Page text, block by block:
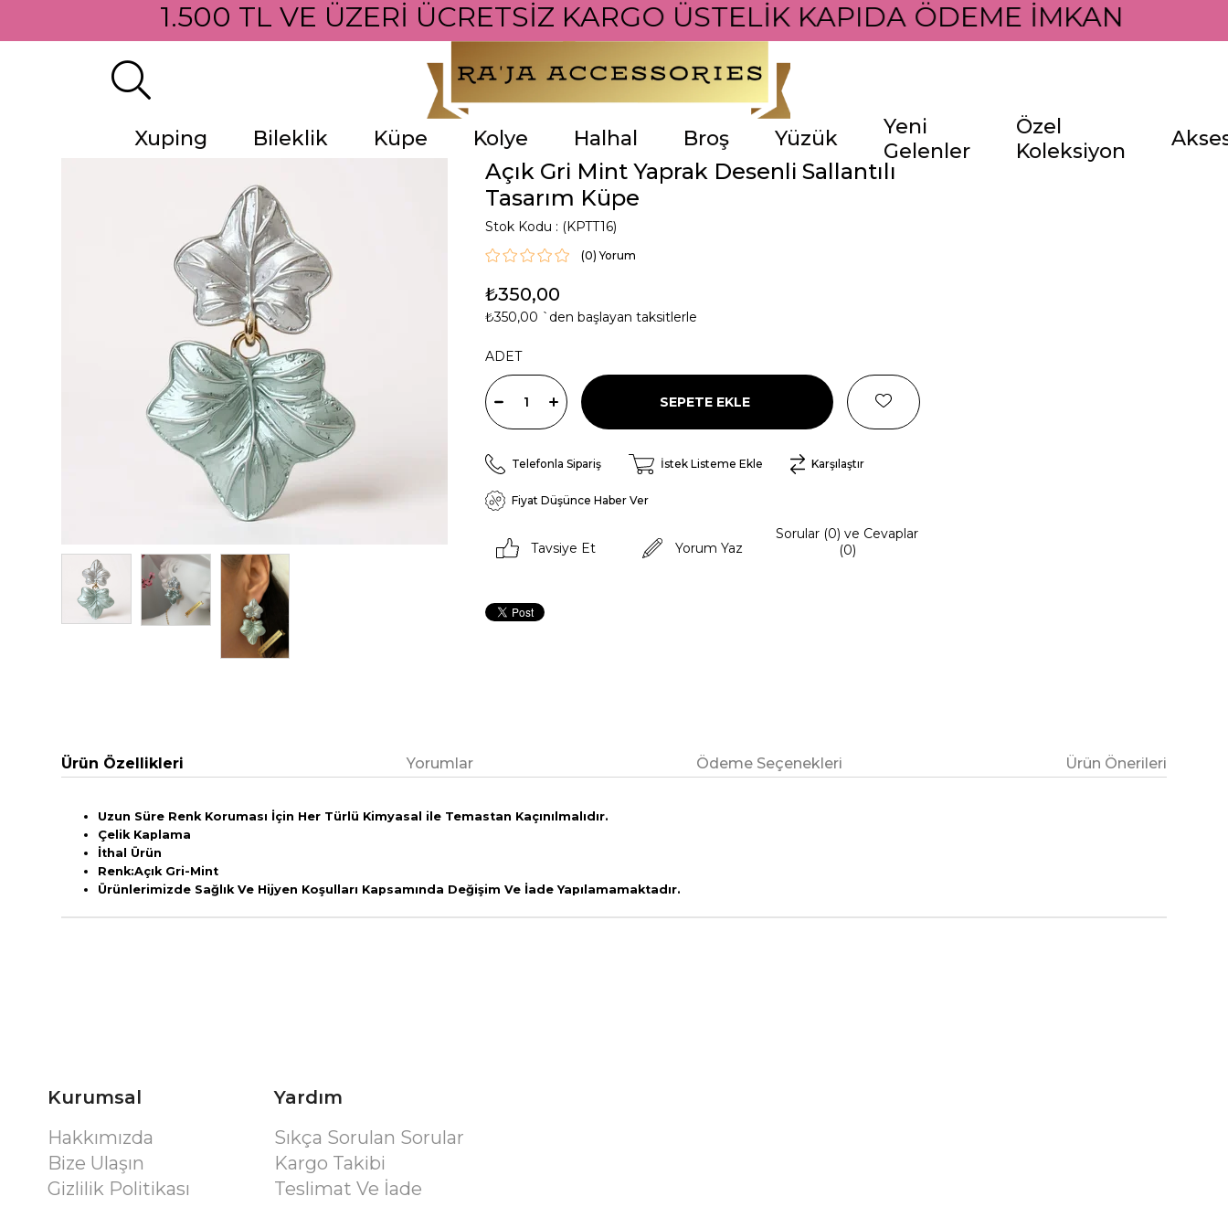
1.500 TL VE ÜZERİ ÜCRETSİZ KARGO ÜSTELİK KAPIDA ÖDEME İMKANI İLE
Xuping Bileklik Küpe Kolye Halhal Broş Yüzük
Yeni
Gelenler
Özel
Koleksiyon
Açık Gri Mint Yaprak Desenli Sallantılı
Tasarım Küpe
Stok Kodu (KPTT16)
(0)
₺350,00
₺350,00 `den başlayan taksitlerle
ADET
Telefonla Sipariş İstek Listeme Ekle Karşılaştır
Fiyat Düşünce Haber Ver
Tavsiye Et Yorum Yaz
Sorular (0) ve Cevaplar
(0)
Ürün Özellikleri Yorumlar Ödeme Seçenekleri Ürün Önerileri
Uzun Süre Renk Koruması İçin Her Türlü Kimyasal ile Temastan Kaçınılmalıdır.
Çelik Kaplama
İthal Ürün
Renk:Açık Gri-Mint
Ürünlerimizde Sağlık Ve Hijyen Koşulları Kapsamında Değişim Ve İade Yapılamamaktadır.
Kurumsal
Hakkımızda
Bize Ulaşın
Gizlilik Politikası
Yardım
Sıkça Sorulan Sorular
Kargo Takibi
Teslimat Ve İade